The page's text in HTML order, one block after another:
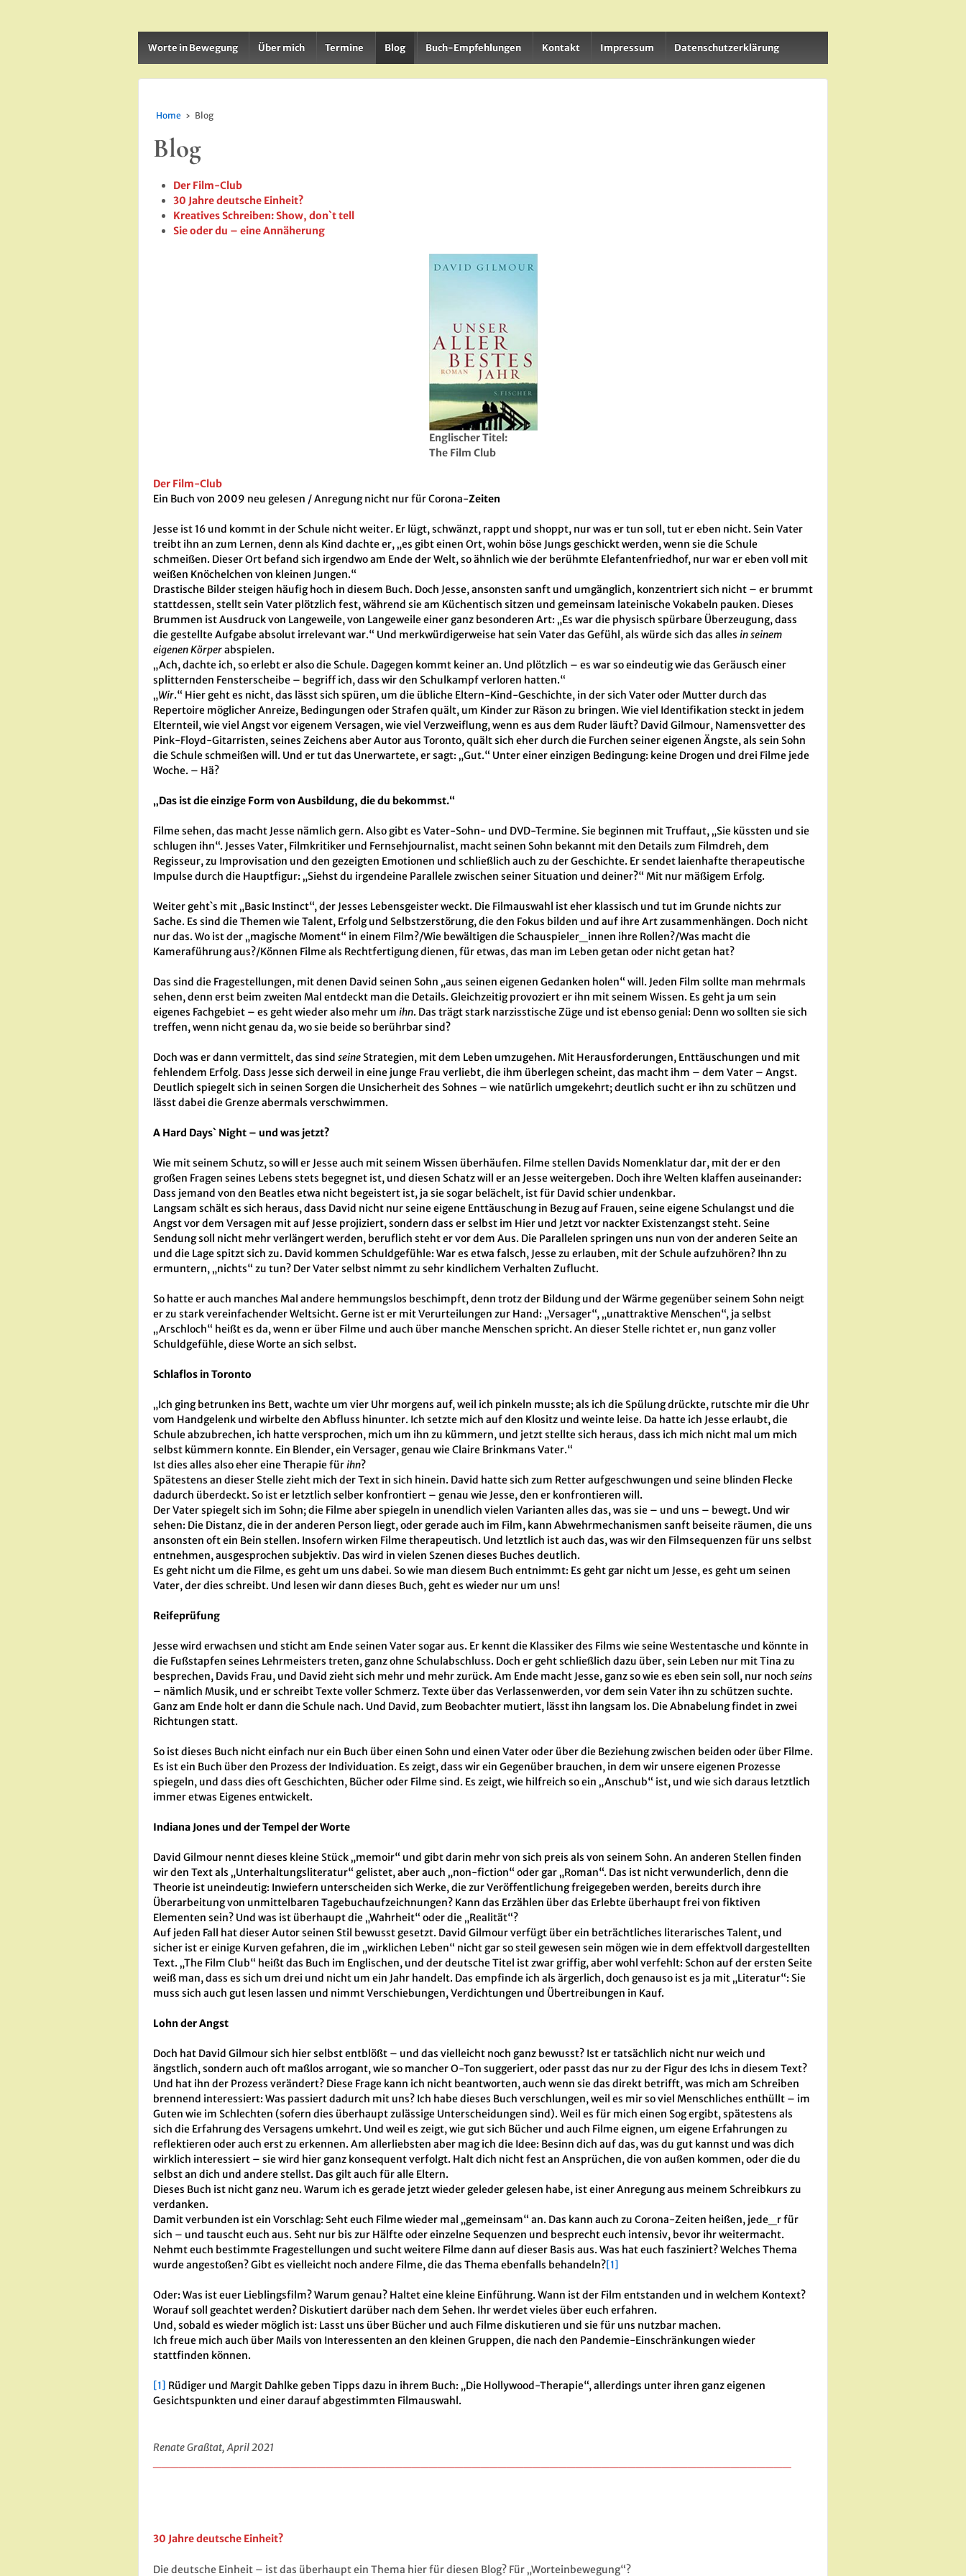
Worte in Bewegung Über mich Termine Blog Buch-Empfehlungen Kontakt Impressum Datenschutzerklärung
Home › Blog
Blog
Der Film-Club
30 Jahre deutsche Einheit?
Kreatives Schreiben: Show, don`t tell
Sie oder du – eine Annäherung
Englischer Titel:
The Film Club
Der Film-Club
Ein Buch von 2009 neu gelesen / Anregung nicht nur für Corona-Zeiten
Jesse ist 16 und kommt in der Schule nicht weiter. Er lügt, schwänzt, rappt und shoppt, nur was er tun soll, tut er eben nicht. Sein Vater
treibt ihn an zum Lernen, denn als Kind dachte er, „es gibt einen Ort, wohin böse Jungs geschickt werden, wenn sie die Schule
schmeißen. Dieser Ort befand sich irgendwo am Ende der Welt, so ähnlich wie der berühmte Elefantenfriedhof, nur war er eben voll mit
weißen Knöchelchen von kleinen Jungen.“
Drastische Bilder steigen häufig hoch in diesem Buch. Doch Jesse, ansonsten sanft und umgänglich, konzentriert sich nicht – er brummt
stattdessen, stellt sein Vater plötzlich fest, während sie am Küchentisch sitzen und gemeinsam lateinische Vokabeln pauken. Dieses
Brummen ist Ausdruck von Langeweile, von Langeweile einer ganz besonderen Art: „Es war die physisch spürbare Überzeugung, dass
die gestellte Aufgabe absolut irrelevant war.“ Und merkwürdigerweise hat sein Vater das Gefühl, als würde sich das alles in seinem
eigenen Körperabspielen.
„Ach, dachte ich, so erlebt er also die Schule. Dagegen kommt keiner an. Und plötzlich – es war so eindeutig wie das Geräusch einer
splitternden Fensterscheibe – begriff ich, dass wir den Schulkampf verloren hatten.“
„Wir.“ Hier geht es nicht, das lässt sich spüren, um die übliche Eltern-Kind-Geschichte, in der sich Vater oder Mutter durch das
Repertoire möglicher Anreize, Bedingungen oder Strafen quält, um Kinder zur Räson zu bringen. Wie viel Identifikation steckt in jedem
Elternteil, wie viel Angst vor eigenem Versagen, wie viel Verzweiflung, wenn es aus dem Ruder läuft? David Gilmour, Namensvetter des
Pink-Floyd-Gitarristen, seines Zeichens aber Autor aus Toronto, quält sich eher durch die Furchen seiner eigenen Ängste, als sein Sohn
die Schule schmeißen will. Und er tut das Unerwartete, er sagt: „Gut.“ Unter einer einzigen Bedingung: keine Drogen und drei Filme jede
Woche. – Hä?
„Das ist die einzige Form von Ausbildung, die du bekommst.“
Filme sehen, das macht Jesse nämlich gern. Also gibt es Vater-Sohn- und DVD-Termine. Sie beginnen mit Truffaut, „Sie küssten und sie
schlugen ihn“. Jesses Vater, Filmkritiker und Fernsehjournalist, macht seinen Sohn bekannt mit den Details zum Filmdreh, dem
Regisseur, zu Improvisation und den gezeigten Emotionen und schließlich auch zu der Geschichte. Er sendet laienhafte therapeutische
Impulse durch die Hauptfigur: „Siehst du irgendeine Parallele zwischen seiner Situation und deiner?“ Mit nur mäßigem Erfolg.
Weiter geht`s mit „Basic Instinct“, der Jesses Lebensgeister weckt. Die Filmauswahl ist eher klassisch und tut im Grunde nichts zur
Sache. Es sind die Themen wie Talent, Erfolg und Selbstzerstörung, die den Fokus bilden und auf ihre Art zusammenhängen. Doch nicht
nur das. Wo ist der „magische Moment“ in einem Film?/Wie bewältigen die Schauspieler_innen ihre Rollen?/Was macht die
Kameraführung aus?/Können Filme als Rechtfertigung dienen, für etwas, das man im Leben getan oder nicht getan hat?
Das sind die Fragestellungen, mit denen David seinen Sohn „aus seinen eigenen Gedanken holen“ will. Jeden Film sollte man mehrmals
sehen, denn erst beim zweiten Mal entdeckt man die Details. Gleichzeitig provoziert er ihn mit seinem Wissen. Es geht ja um sein
eigenes Fachgebiet – es geht wieder also mehr um ihn. Das trägt stark narzisstische Züge und ist ebenso genial: Denn wo sollten sie sich
treffen, wenn nicht genau da, wo sie beide so berührbar sind?
Doch was er dann vermittelt, das sind seine Strategien, mit dem Leben umzugehen. Mit Herausforderungen, Enttäuschungen und mit
fehlendem Erfolg. Dass Jesse sich derweil in eine junge Frau verliebt, die ihm überlegen scheint, das macht ihm – dem Vater – Angst.
Deutlich spiegelt sich in seinen Sorgen die Unsicherheit des Sohnes – wie natürlich umgekehrt; deutlich sucht er ihn zu schützen und
lässt dabei die Grenze abermals verschwimmen.
A Hard Days` Night – und was jetzt?
Wie mit seinem Schutz, so will er Jesse auch mit seinem Wissen überhäufen. Filme stellen Davids Nomenklatur dar, mit der er den
großen Fragen seines Lebens stets begegnet ist, und diesen Schatz will er an Jesse weitergeben. Doch ihre Welten klaffen auseinander:
Dass jemand von den Beatles etwa nicht begeistert ist, ja sie sogar belächelt, ist für David schier undenkbar.
Langsam schält es sich heraus, dass David nicht nur seine eigene Enttäuschung in Bezug auf Frauen, seine eigene Schulangst und die
Angst vor dem Versagen mit auf Jesse projiziert, sondern dass er selbst im Hier und Jetzt vor nackter Existenzangst steht. Seine
Sendung soll nicht mehr verlängert werden, beruflich steht er vor dem Aus. Die Parallelen springen uns nun von der anderen Seite an
und die Lage spitzt sich zu. David kommen Schuldgefühle: War es etwa falsch, Jesse zu erlauben, mit der Schule aufzuhören? Ihn zu
ermuntern, „nichts“ zu tun? Der Vater selbst nimmt zu sehr kindlichem Verhalten Zuflucht.
So hatte er auch manches Mal andere hemmungslos beschimpft, denn trotz der Bildung und der Wärme gegenüber seinem Sohn neigt
er zu stark vereinfachender Weltsicht. Gerne ist er mit Verurteilungen zur Hand: „Versager“, „unattraktive Menschen“, ja selbst
„Arschloch“ heißt es da, wenn er über Filme und auch über manche Menschen spricht. An dieser Stelle richtet er, nun ganz voller
Schuldgefühle, diese Worte an sich selbst.
Schlaflos in Toronto
„Ich ging betrunken ins Bett, wachte um vier Uhr morgens auf, weil ich pinkeln musste; als ich die Spülung drückte, rutschte mir die Uhr
vom Handgelenk und wirbelte den Abfluss hinunter. Ich setzte mich auf den Klositz und weinte leise. Da hatte ich Jesse erlaubt, die
Schule abzubrechen, ich hatte versprochen, mich um ihn zu kümmern, und jetzt stellte sich heraus, dass ich mich nicht mal um mich
selbst kümmern konnte. Ein Blender, ein Versager, genau wie Claire Brinkmans Vater.“
Ist dies alles also eher eine Therapie fürihn?
Spätestens an dieser Stelle zieht mich der Text in sich hinein. David hatte sich zum Retter aufgeschwungen und seine blinden Flecke
dadurch überdeckt. So ist er letztlich selber konfrontiert – genau wie Jesse, den er konfrontieren will.
Der Vater spiegelt sich im Sohn; die Filme aber spiegeln in unendlich vielen Varianten alles das, was sie – und uns – bewegt. Und wir
sehen: Die Distanz, die in der anderen Person liegt, oder gerade auch im Film, kann Abwehrmechanismen sanft beiseite räumen, die uns
ansonsten oft ein Bein stellen. Insofern wirken Filme therapeutisch. Und letztlich ist auch das, was wir den Filmsequenzen für uns selbst
entnehmen, ausgesprochen subjektiv. Das wird in vielen Szenen dieses Buches deutlich.
Es geht nicht um die Filme, es geht um uns dabei. So wie man diesem Buch entnimmt: Es geht gar nicht um Jesse, es geht um seinen
Vater, der dies schreibt. Und lesen wir dann dieses Buch, geht es wieder nur um uns!
Reifeprüfung
Jesse wird erwachsen und sticht am Ende seinen Vater sogar aus. Er kennt die Klassiker des Films wie seine Westentasche und könnte in
die Fußstapfen seines Lehrmeisters treten, ganz ohne Schulabschluss. Doch er geht schließlich dazu über, sein Leben nur mit Tina zu
besprechen, Davids Frau, und David zieht sich mehr und mehr zurück. Am Ende macht Jesse, ganz so wie es eben sein soll, nur noch seins
– nämlich Musik, und er schreibt Texte voller Schmerz. Texte über das Verlassenwerden, vor dem sein Vater ihn zu schützen suchte.
Ganz am Ende holt er dann die Schule nach. Und David, zum Beobachter mutiert, lässt ihn langsam los. Die Abnabelung findet in zwei
Richtungen statt.
So ist dieses Buch nicht einfach nur ein Buch über einen Sohn und einen Vater oder über die Beziehung zwischen beiden oder über Filme.
Es ist ein Buch über den Prozess der Individuation. Es zeigt, dass wir ein Gegenüber brauchen, in dem wir unsere eigenen Prozesse
spiegeln, und dass dies oft Geschichten, Bücher oder Filme sind. Es zeigt, wie hilfreich so ein „Anschub“ ist, und wie sich daraus letztlich
immer etwas Eigenes entwickelt.
Indiana Jones und der Tempel der Worte
David Gilmour nennt dieses kleine Stück „memoir“ und gibt darin mehr von sich preis als von seinem Sohn. An anderen Stellen finden
wir den Text als „Unterhaltungsliteratur“ gelistet, aber auch „non-fiction“ oder gar „Roman“. Das ist nicht verwunderlich, denn die
Theorie ist uneindeutig: Inwiefern unterscheiden sich Werke, die zur Veröffentlichung freigegeben werden, bereits durch ihre
Überarbeitung von unmittelbaren Tagebuchaufzeichnungen? Kann das Erzählen über das Erlebte überhaupt frei von fiktiven
Elementen sein? Und was ist überhaupt die „Wahrheit“ oder die „Realität“?
Auf jeden Fall hat dieser Autor seinen Stil bewusst gesetzt. David Gilmour verfügt über ein beträchtliches literarisches Talent, und
sicher ist er einige Kurven gefahren, die im „wirklichen Leben“ nicht gar so steil gewesen sein mögen wie in dem effektvoll dargestellten
Text. „The Film Club“ heißt das Buch im Englischen, und der deutsche Titel ist zwar griffig, aber wohl verfehlt: Schon auf der ersten Seite
weiß man, dass es sich um drei und nicht um ein Jahr handelt. Das empfinde ich als ärgerlich, doch genauso ist es ja mit „Literatur“: Sie
muss sich auch gut lesen lassen und nimmt Verschiebungen, Verdichtungen und Übertreibungen in Kauf.
Lohn der Angst
Doch hat David Gilmour sich hier selbst entblößt – und das vielleicht noch ganz bewusst? Ist er tatsächlich nicht nur weich und
ängstlich, sondern auch oft maßlos arrogant, wie so mancher O-Ton suggeriert, oder passt das nur zu der Figur des Ichs in diesem Text?
Und hat ihn der Prozess verändert? Diese Frage kann ich nicht beantworten, auch wenn sie das direkt betrifft, was mich am Schreiben
brennend interessiert: Was passiert dadurch mit uns? Ich habe dieses Buch verschlungen, weil es mir so viel Menschliches enthüllt – im
Guten wie im Schlechten (sofern dies überhaupt zulässige Unterscheidungen sind). Weil es für mich einen Sog ergibt, spätestens als
sich die Erfahrung des Versagens umkehrt. Und weil es zeigt, wie gut sich Bücher und auch Filme eignen, um eigene Erfahrungen zu
reflektieren oder auch erst zu erkennen. Am allerliebsten aber mag ich die Idee: Besinn dich auf das, was du gut kannst und was dich
wirklich interessiert – sie wird hier ganz konsequent verfolgt. Halt dich nicht fest an Ansprüchen, die von außen kommen, oder die du
selbst an dich und andere stellst. Das gilt auch für alle Eltern.
Dieses Buch ist nicht ganz neu. Warum ich es gerade jetzt wieder geleder gelesen habe, ist einer Anregung aus meinem Schreibkurs zu
verdanken.
Damit verbunden ist ein Vorschlag: Seht euch Filme wieder mal „gemeinsam“ an. Das kann auch zu Corona-Zeiten heißen, jede_r für
sich – und tauscht euch aus. Seht nur bis zur Hälfte oder einzelne Sequenzen und besprecht euch intensiv, bevor ihr weitermacht.
Nehmt euch bestimmte Fragestellungen und sucht weitere Filme dann auf dieser Basis aus. Was hat euch fasziniert? Welches Thema
wurde angestoßen? Gibt es vielleicht noch andere Filme, die das Thema ebenfalls behandeln?[1]
Oder: Was ist euer Lieblingsfilm? Warum genau? Haltet eine kleine Einführung. Wann ist der Film entstanden und in welchem Kontext?
Worauf soll geachtet werden? Diskutiert darüber nach dem Sehen. Ihr werdet vieles über euch erfahren.
Und, sobald es wieder möglich ist: Lasst uns über Bücher und auch Filme diskutieren und sie für uns nutzbar machen.
Ich freue mich auch über Mails von Interessenten an den kleinen Gruppen, die nach den Pandemie-Einschränkungen wieder
stattfinden können.
[1] Rüdiger und Margit Dahlke geben Tipps dazu in ihrem Buch: „Die Hollywood-Therapie“, allerdings unter ihren ganz eigenen
Gesichtspunkten und einer darauf abgestimmten Filmauswahl.
Renate Graßtat, April 2021
30 Jahre deutsche Einheit?
Die deutsche Einheit – ist das überhaupt ein Thema hier für diesen Blog? Für „Worteinbewegung“?